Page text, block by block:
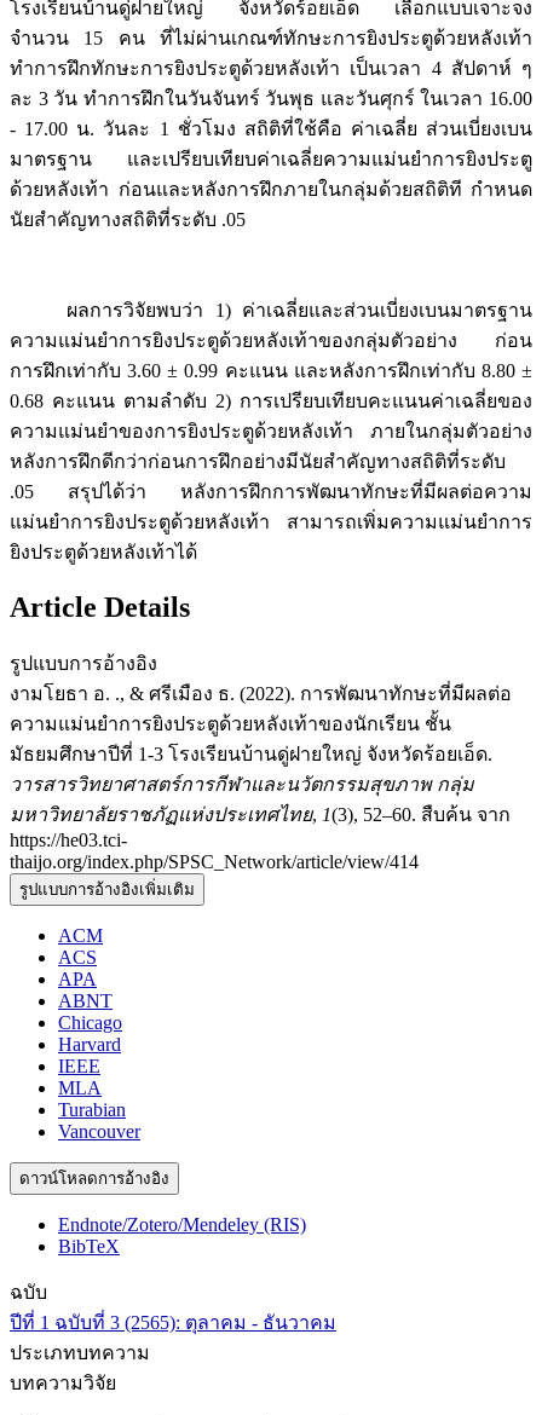
โรงเรียนบ้านดู่ฝายใหญ่ จังหวัดร้อยเอ็ด เลือกแบบเจาะจง
จำนวน 15 คน ที่ไม่ผ่านเกณฑ์ทักษะการยิงประตูด้วยหลังเท้า
ทำการฝึกทักษะการยิงประตูด้วยหลังเท้า เป็นเวลา 4 สัปดาห์ ๆ
ละ 3 วัน ทำการฝึกในวันจันทร์ วันพุธ และวันศุกร์ ในเวลา 16.00
- 17.00 น. วันละ 1 ชั่วโมง สถิติที่ใช้คือ ค่าเฉลี่ย ส่วนเบี่ยงเบน
มาตรฐาน และเปรียบเทียบค่าเฉลี่ยความแม่นยำการยิงประตู
ด้วยหลังเท้า ก่อนและหลังการฝึกภายในกลุ่มด้วยสถิติที กำหนด
นัยสำคัญทางสถิติที่ระดับ .05
ผลการวิจัยพบว่า 1) ค่าเฉลี่ยและส่วนเบี่ยงเบนมาตรฐาน
ความแม่นยำการยิงประตูด้วยหลังเท้าของกลุ่มตัวอย่าง ก่อน
การฝึกเท่ากับ 3.60 ± 0.99 คะแนน และหลังการฝึกเท่ากับ 8.80 ±
0.68 คะแนน ตามลำดับ 2) การเปรียบเทียบคะแนนค่าเฉลี่ยของ
ความแม่นยำของการยิงประตูด้วยหลังเท้า ภายในกลุ่มตัวอย่าง
หลังการฝึกดีกว่าก่อนการฝึกอย่างมีนัยสำคัญทางสถิติที่ระดับ
.05 สรุปได้ว่า หลังการฝึกการพัฒนาทักษะที่มีผลต่อความ
แม่นยำการยิงประตูด้วยหลังเท้า สามารถเพิ่มความแม่นยำการ
ยิงประตูด้วยหลังเท้าได้
Article Details
รูปแบบการอ้างอิง
งามโยธา อ. ., & ศรีเมือง ธ. (2022). การพัฒนาทักษะที่มีผลต่อ
ความแม่นยำการยิงประตูด้วยหลังเท้าของนักเรียน ชั้น
มัธยมศึกษาปีที่ 1-3 โรงเรียนบ้านดู่ฝายใหญ่ จังหวัดร้อยเอ็ด.
วารสารวิทยาศาสตร์การกีฬาและนวัตกรรมสุขภาพ กลุ่ม
มหาวิทยาลัยราชภัฏแห่งประเทศไทย, 1(3), 52–60. สืบค้น จาก
https://he03.tci-
thaijo.org/index.php/SPSC_Network/article/view/414
รูปแบบการอ้างอิงเพิ่มเติม
ACM
ACS
APA
ABNT
Chicago
Harvard
IEEE
MLA
Turabian
Vancouver
ดาวน์โหลดการอ้างอิง
Endnote/Zotero/Mendeley (RIS)
BibTeX
ฉบับ
ปีที่ 1 ฉบับที่ 3 (2565): ตุลาคม - ธันวาคม
ประเภทบทความ
บทความวิจัย